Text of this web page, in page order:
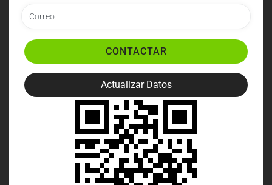
CONTACTAR
Actualizar Datos